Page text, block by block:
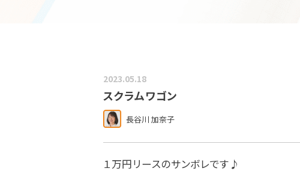
2023.05.18
スクラムワゴン
長谷川 加奈子
１万円リースのサンボレです♪